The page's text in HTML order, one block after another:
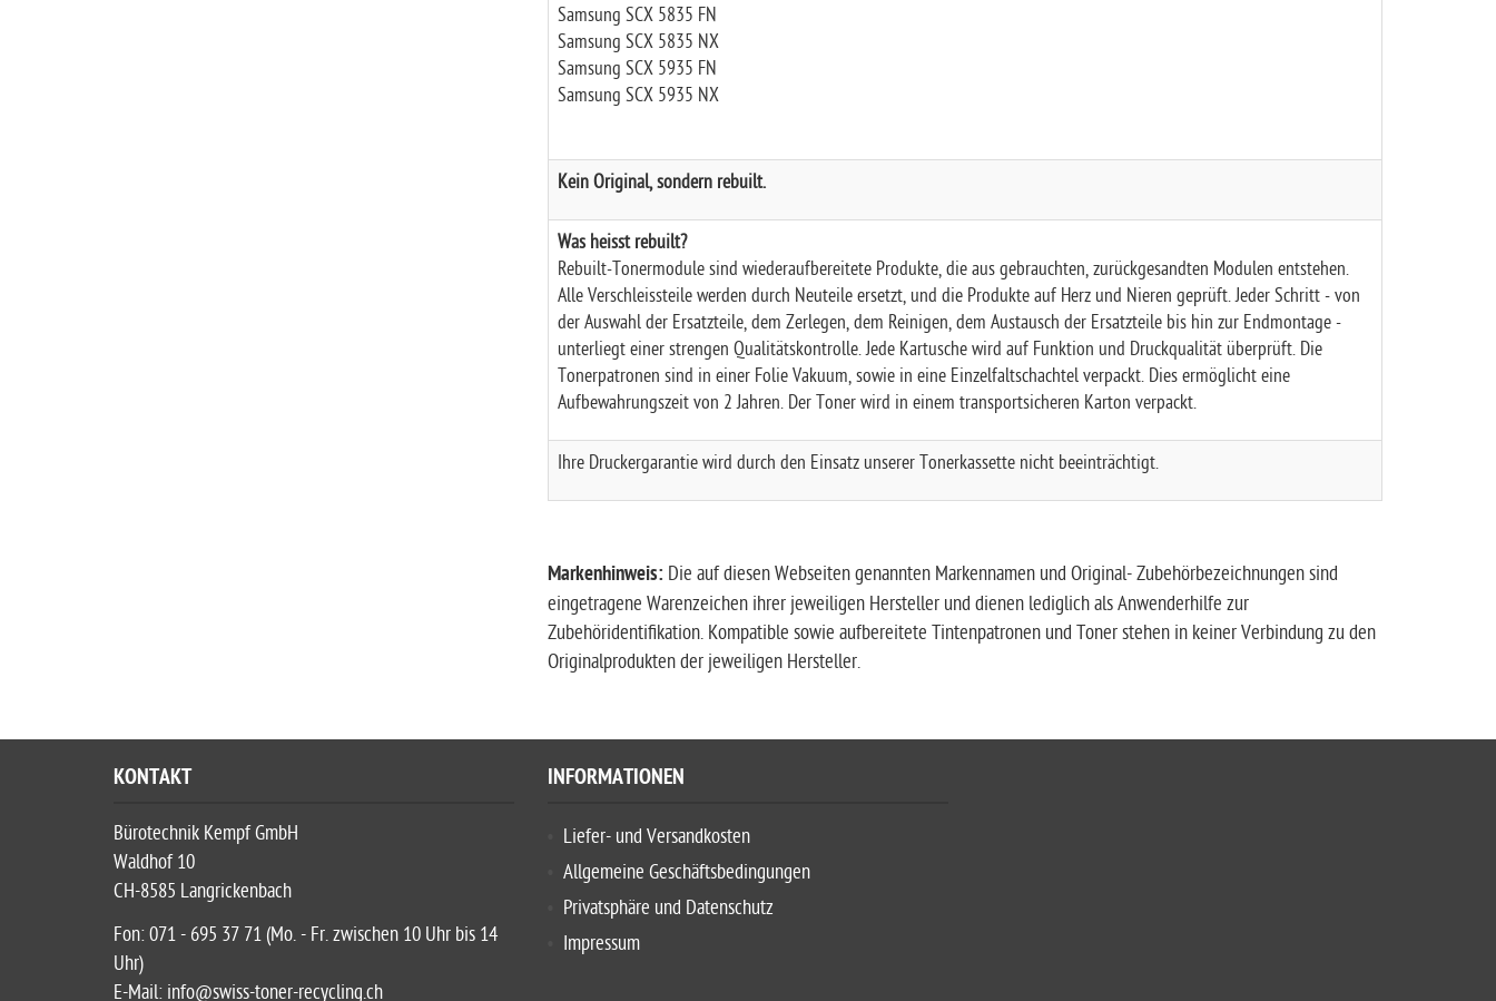
Samsung SCX 5835 FN
Samsung SCX 5835 NX
Samsung SCX 5935 FN
Samsung SCX 5935 NX
Kein Original, sondern rebuilt.
Was heisst rebuilt?
Rebuilt-Tonermodule sind wiederaufbereitete Produkte, die aus gebrauchten, zurückgesandten Modulen entstehen.
Alle Verschleissteile werden durch Neuteile ersetzt, und die Produkte auf Herz und Nieren geprüft. Jeder Schritt - von
der Auswahl der Ersatzteile, dem Zerlegen, dem Reinigen, dem Austausch der Ersatzteile bis hin zur Endmontage -
unterliegt einer strengen Qualitätskontrolle. Jede Kartusche wird auf Funktion und Druckqualität überprüft. Die
Tonerpatronen sind in einer Folie Vakuum, sowie in eine Einzelfaltschachtel verpackt. Dies ermöglicht eine
Aufbewahrungszeit von 2 Jahren. Der Toner wird in einem transportsicheren Karton verpackt.
Ihre Druckergarantie wird durch den Einsatz unserer Tonerkassette nicht beeinträchtigt.
Markenhinweis: Die auf diesen Webseiten genannten Markennamen und Original- Zubehörbezeichnungen sind
eingetragene Warenzeichen ihrer jeweiligen Hersteller und dienen lediglich als Anwenderhilfe zur
Zubehöridentifikation. Kompatible sowie aufbereitete Tintenpatronen und Toner stehen in keiner Verbindung zu den
Originalprodukten der jeweiligen Hersteller.
KONTAKT
Bürotechnik Kempf GmbH
Waldhof 10
CH-8585 Langrickenbach
Fon: 071 - 695 37 71 (Mo. - Fr. zwischen 10 Uhr bis 14
Uhr)
E-Mail: info@swiss-toner-recycling.ch
INFORMATIONEN
Liefer- und Versandkosten
Allgemeine Geschäftsbedingungen
Privatsphäre und Datenschutz
Impressum